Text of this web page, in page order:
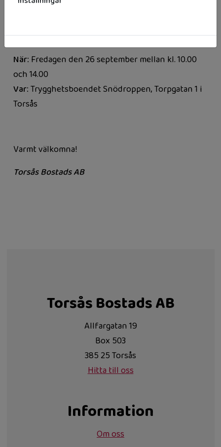
Vi bjuder in till öppet hus där du får möjlighet att
och trädgård.
När: Fredagen den 26 september mellan kl. 10.00
och 14.00
Var:Trygghetsboendet Snödroppen, Torpgatan 1 i
Torsås
Varmt välkomna!
Torsås Bostads AB
Torsås Bostads AB
Allfargatan 19
Box 503
385 25 Torsås
Hitta till oss
Information
Om oss